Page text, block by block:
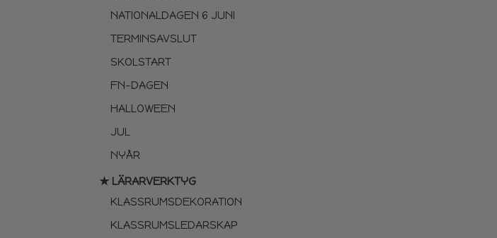
NATIONALDAGEN 6 JUNI
TERMINSAVSLUT
SKOLSTART
FN-DAGEN
HALLOWEEN
JUL
NYÅR
★ LÄRARVERKTYG
KLASSRUMSDEKORATION
KLASSRUMSLEDARSKAP